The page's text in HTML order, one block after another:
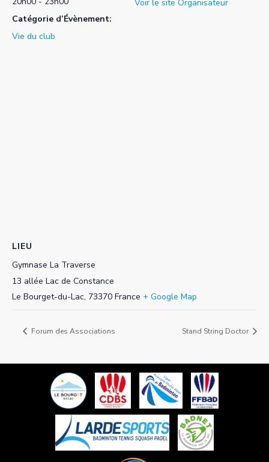
Catégorie d’Évènement:
Vie du club
Voir le site Organisateur
LIEU
Gymnase La Traverse
13 allée Lac de Constance
Le Bourget-du-Lac, 73370 France + Google Map
Forum des Associations Stand String Doctor